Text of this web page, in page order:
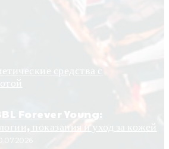
средства с
Forever Young:
показания и уход за кожей